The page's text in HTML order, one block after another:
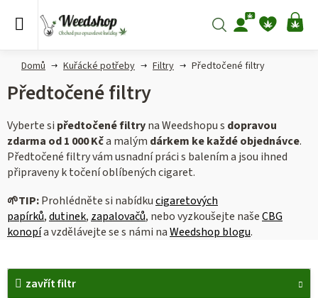
Hledat
Domů Kuřácké potřeby Filtry Předtočené filtry
Předtočené filtry
Vyberte si předtočené filtryna Weedshopu s dopravou
zdarma od 1 000 Kča malým dárkem ke každé objednávce.
Předtočené filtry vám usnadní práci s balením a jsou ihned
připraveny k točení oblíbených cigaret.
🌱TIP:Prohlédněte si nabídkucigaretových
papírků,dutinek, zapalovačů, nebo vyzkoušejte našeCBG
konopía vzdělávejte se s námi naWeedshop blogu.
zavřít filtr
V